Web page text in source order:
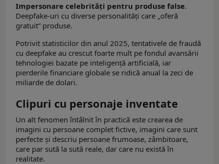
Impersonare celebrități pentru produse false.
Deepfake-uri cu diverse personalități care „oferă
gratuit” produse.
Potrivit statisticilor din anul 2025, tentativele de fraudă
cu deepfake au crescut foarte mult pe fondul avansării
tehnologiei bazate pe inteligență artificială, iar
pierderile financiare globale se ridică anual la zeci de
miliarde de dolari.
Clipuri cu personaje inventate
Un alt fenomen întâlnit în practică este crearea de
imagini cu persoane complet fictive, imagini care sunt
perfecte și descriu persoane frumoase, zâmbitoare,
care par sută la sută reale, dar care nu există în
realitate.